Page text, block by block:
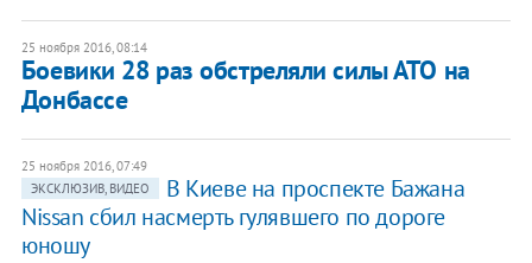
25 ноября 2016, 08:14
Боевики 28 раз обстреляли силы АТО на
Донбассе
25 ноября 2016, 07:49
ЭКСКЛЮЗИВ, ВИДЕО
В Киеве на проспекте Бажана
Nissan сбил насмерть гулявшего по дороге
юношу